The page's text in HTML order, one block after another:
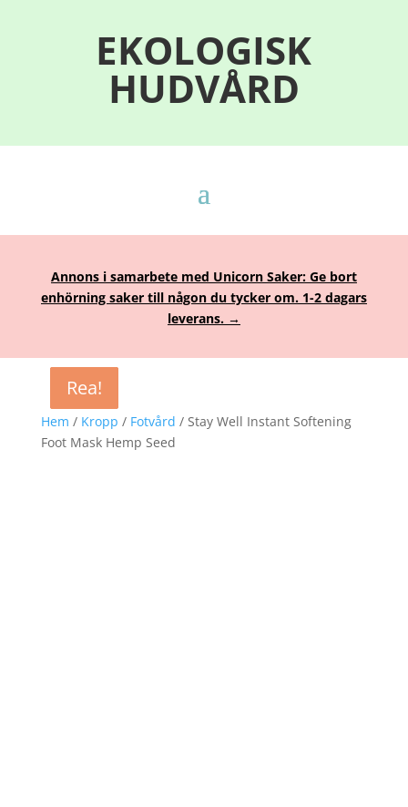
EKOLOGISK
HUDVÅRD
Annons i samarbete med Unicorn Saker: Ge bort
enhörning saker till någon du tycker om. 1-2 dagars
leverans. →
Hem / Kropp / Fotvård / Stay Well Instant Softening
Foot Mask Hemp Seed
Rea!
Rea!
Rea!
Rea!